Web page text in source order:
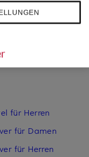
für Herren
für Damen
für Herren